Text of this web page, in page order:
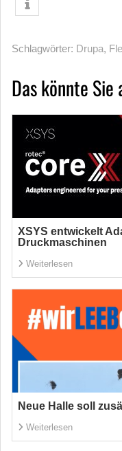
Schlagwörter: Drupa,
Das könnte
XSYS entwickelt
Druckmaschinen
Weiterlesen
Neue Halle soll
Weiterlesen